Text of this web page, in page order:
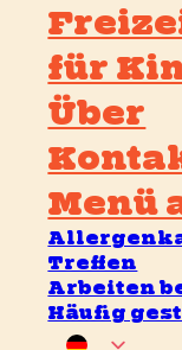
für
Über
Menü
Treffen
Arbeiten
Häufig